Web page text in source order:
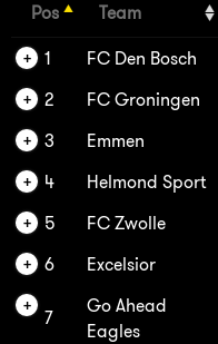
Pos Team
1 FC Den Bosch
2
FC Groningen
3
Emmen
4
Helmond Sport
5
FC Zwolle
6
Excelsior
7
Go Ahead
Eagles